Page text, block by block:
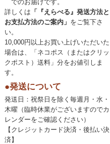
でのお届けです。
詳しくは 「『えらべる』発送方法と
お支払方法のご案内」 をご覧下さ
い。
10,000円以上お買い上げいただいた
場合は、「ネコポス（またはクリッ
クポスト）送料」分をお値引しま
す。
●発送について
発送日：祝祭日を除く毎週月・水・
木曜（臨時休業がございますのでカ
レンダーをご確認ください）
【クレジットカード決済・後払い決
済】